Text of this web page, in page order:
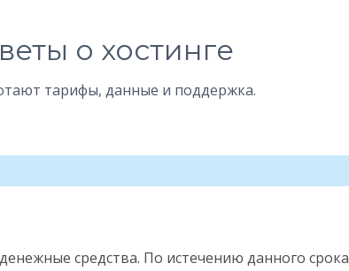
о хостинге
тарифы, данные и поддержка.
средства. По истечению данного срока